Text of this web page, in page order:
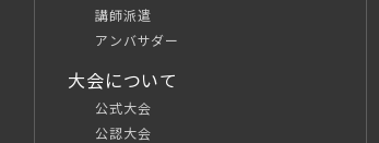
講師派遣
アンバサダー
大会について
公式大会
公認大会